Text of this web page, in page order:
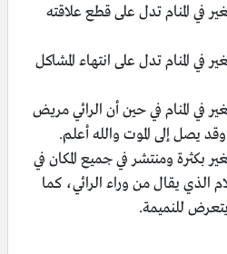
في المنام تدل على قطع علاقته
في المنام تدل على انتهاء المشاكل
في المنام في حين أن الرائي مريض
يصل إلى الموت والله أعلم.
بكثرة ومنتشر في جميع المكان في
الذي يقال من وراء الرائي، كما
للنميمة.